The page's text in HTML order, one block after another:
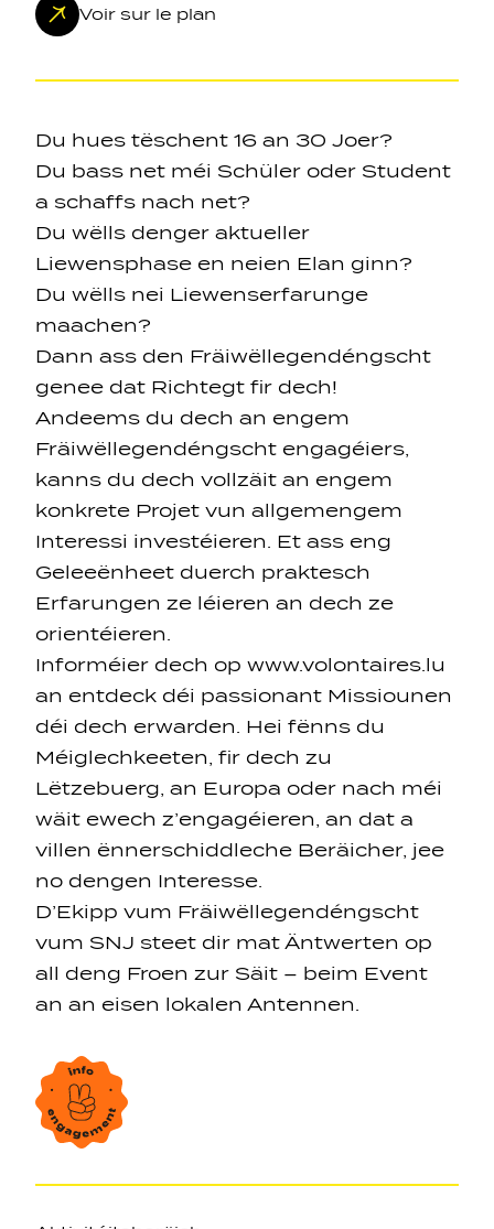
Navigation secondarie
Sozial Netzwierker
Voir sur le plan
Du hues tëschent 16 an 30 Joer?
Du bass net méi Schüler oder Student
a schaffs nach net?
Du wëlls denger aktueller
Liewensphase en neien Elan ginn?
Du wëlls nei Liewenserfarunge
maachen?
Dann ass den Fräiwëllegendéngscht
genee dat Richtegt fir dech!
Andeems du dech an engem
Fräiwëllegendéngscht engagéiers,
kanns du dech vollzäit an engem
konkrete Projet vun allgemengem
Interessi investéieren. Et ass eng
Geleeënheet duerch praktesch
Erfarungen ze léieren an dech ze
orientéieren.
Informéier dech op www.volontaires.lu
an entdeck déi passionant Missiounen
déi dech erwarden. Hei fënns du
Méiglechkeeten, fir dech zu
Lëtzebuerg, an Europa oder nach méi
wäit ewech z’engagéieren, an dat a
villen ënnerschiddleche Beräicher, jee
no dengen Interesse.
D’Ekipp vum Fräiwëllegendéngscht
vum SNJ steet dir mat Äntwerten op
all deng Froen zur Säit – beim Event
an an eisen lokalen Antennen.
Axen